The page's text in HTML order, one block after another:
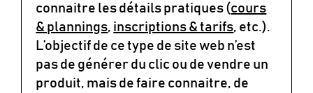
connaitre les détails pratiques (cours
& plannings, inscriptions & tarifs, etc.).
L’objectif de ce type de site web n’est
pas de générer du clic ou de vendre un
produit, mais de faire connaitre, de